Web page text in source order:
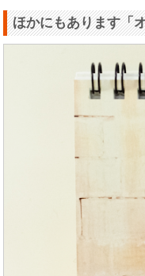
ほかにもあります「